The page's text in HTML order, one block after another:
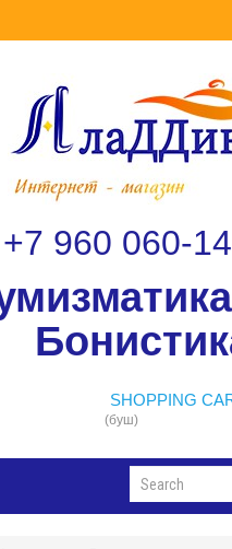
+7 960 060-
SHOPPING
(буш)